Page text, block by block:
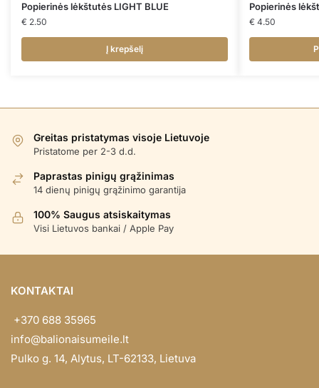
Popierinės lėkštutės LIGHT BLUE
€ 2.50
Į krepšelį
Popierinės
€ 4.50
Greitas pristatymas visoje Lietuvoje
Pristatome per 2-3 d.d.
Paprastas pinigų grąžinimas
14 dienų pinigų grąžinimo garantija
100% Saugus atsiskaitymas
Visi Lietuvos bankai / Apple Pay
KONTAKTAI
+370 688 35965
info@balionaisumeile.lt
Pulko g. 14, Alytus, LT-62133, Lietuva